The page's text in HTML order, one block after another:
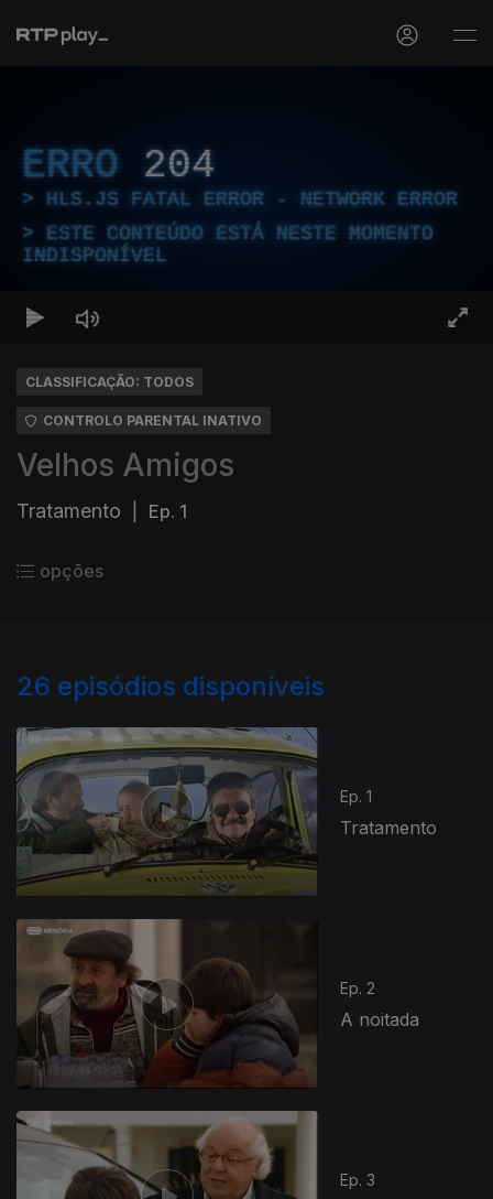
ERRO 204
HLS.JS FATAL ERROR - NETWORK ERROR
ESTE CONTEÚDO ESTÁ NESTE MOMENTO
INDISPONÍVEL
CLASSIFICAÇÃO: TODOS
CONTROLO PARENTAL INATIVO
Velhos Amigos
Tratamento Ep. 1
opções
26 episódios disponíveis
Ep. 1
Tratamento
Ep. 2
A noitada
Ep. 3